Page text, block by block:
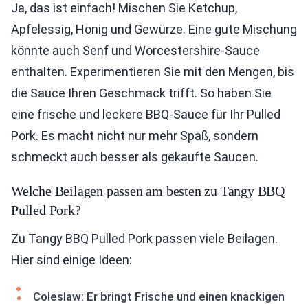
Ja, das ist einfach! Mischen Sie Ketchup,
Apfelessig, Honig und Gewürze. Eine gute Mischung
könnte auch Senf und Worcestershire-Sauce
enthalten. Experimentieren Sie mit den Mengen, bis
die Sauce Ihren Geschmack trifft. So haben Sie
eine frische und leckere BBQ-Sauce für Ihr Pulled
Pork. Es macht nicht nur mehr Spaß, sondern
schmeckt auch besser als gekaufte Saucen.
Welche Beilagen passen am besten zu Tangy BBQ
Pulled Pork?
Zu Tangy BBQ Pulled Pork passen viele Beilagen.
Hier sind einige Ideen:
Coleslaw: Er bringt Frische und einen knackigen